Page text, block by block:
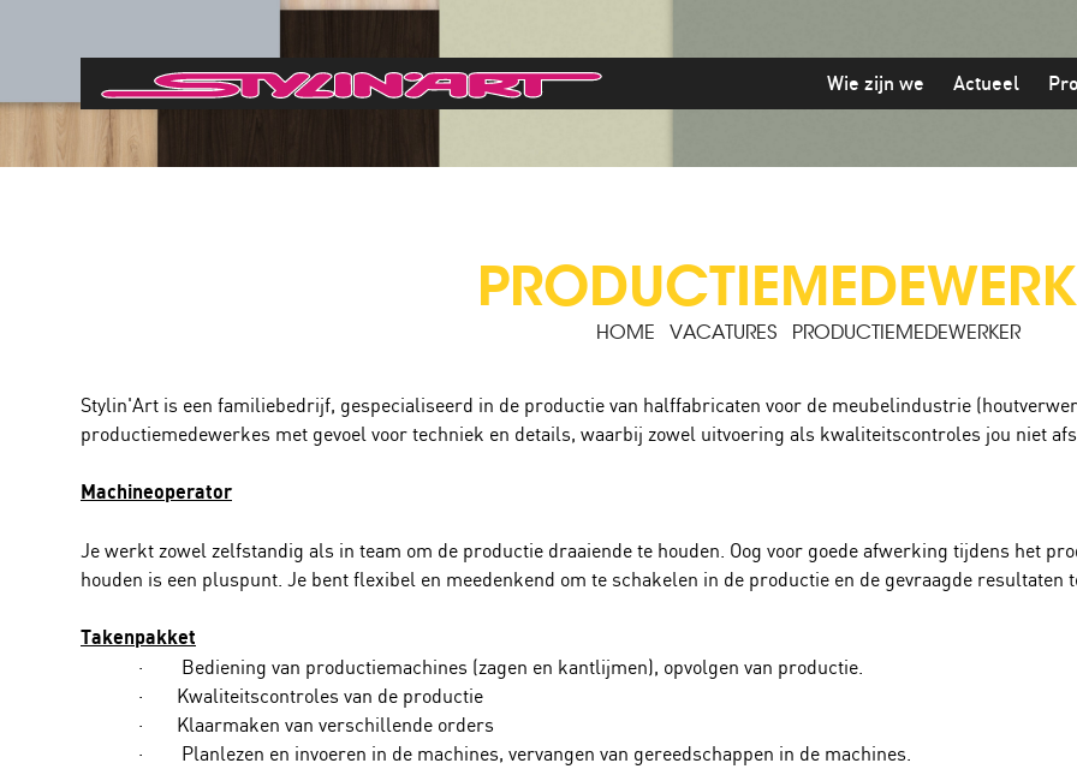
Wie zijn we Actueel
HOME VACATURES PRODUCTIEMEDEWERKER
Stylin'Art is een familiebedrijf, gespecialiseerd in de productie van halffabricaten voor de meubelindustrie
productiemedewerkes met gevoel voor techniek en details, waarbij zowel uitvoering als kwaliteitscontroles jou niet
Machineoperator
Je werkt zowel zelfstandig als in team om de productie draaiende te houden. Oog voor goede afwerking tijdens het
houden is een pluspunt. Je bent flexibel en meedenkend om te schakelen in de productie en de gevraagde resultaten
Takenpakket
· Bediening van productiemachines (zagen en kantlijmen), opvolgen van productie.
· Kwaliteitscontroles van de productie
· Klaarmaken van verschillende orders
· Planlezen en invoeren in de machines, vervangen van gereedschappen in de machines.